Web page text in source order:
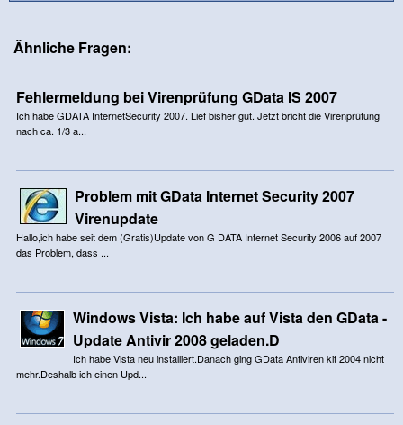
Ähnliche Fragen:
Fehlermeldung bei Virenprüfung GData IS 2007
Ich habe GDATA InternetSecurity 2007. Lief bisher gut. Jetzt bricht die Virenprüfung
nach ca. 1/3 a...
Problem mit GData Internet Security 2007
Virenupdate
Hallo,ich habe seit dem (Gratis)Update von G DATA Internet Security 2006 auf 2007
das Problem, dass ...
Windows Vista: Ich habe auf Vista den GData -
Update Antivir 2008 geladen.D
Ich habe Vista neu installiert.Danach ging GData Antiviren kit 2004 nicht
mehr.Deshalb ich einen Upd...